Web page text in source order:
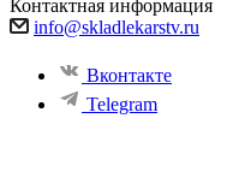
Контактная информация
info@skladlekarstv.ru
Вконтакте
Telegram